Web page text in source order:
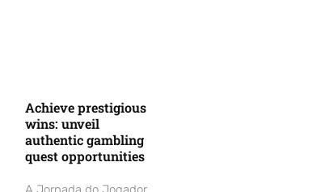
Achieve prestigious
wins: unveil
authentic gambling
quest opportunities